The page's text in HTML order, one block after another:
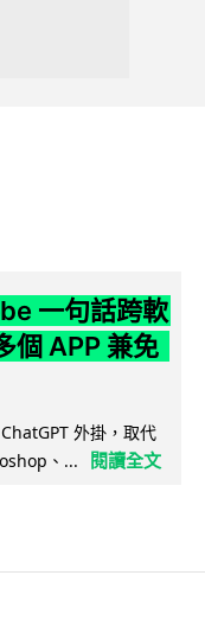
一句話跨軟
個 APP 兼免
外掛，取代
、...
閱讀全文